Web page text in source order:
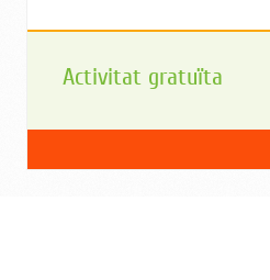
Activitat gratuïta